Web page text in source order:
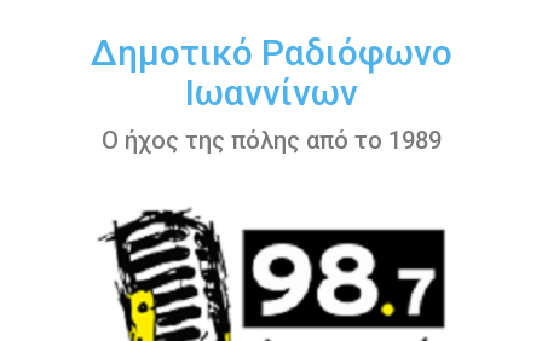
περιεχόμενοΔημοτικό Ραδιόφωνο
Ιωαννίνων
Ο ήχος της πόλης από το 1989